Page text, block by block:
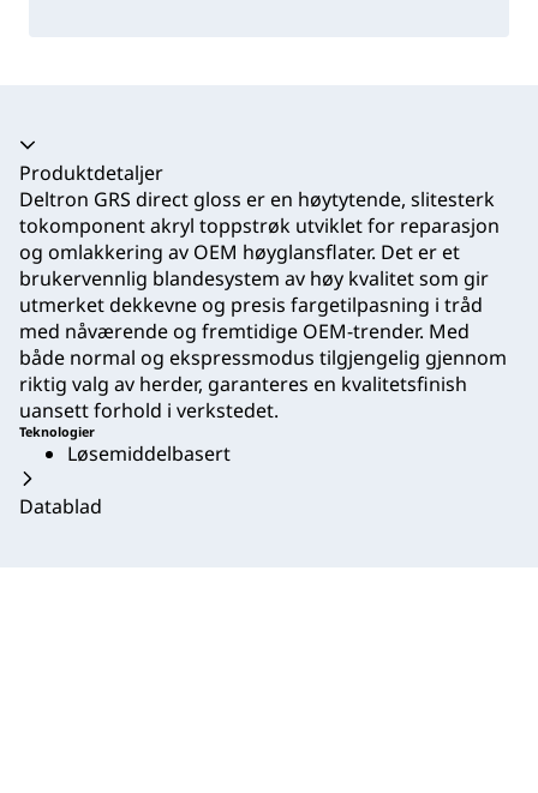
Trekkspill kollapset
Produktdetaljer
Deltron GRS direct gloss er en høytytende, slitesterk
tokomponent akryl toppstrøk utviklet for reparasjon
og omlakkering av OEM høyglansflater. Det er et
brukervennlig blandesystem av høy kvalitet som gir
utmerket dekkevne og presis fargetilpasning i tråd
med nåværende og fremtidige OEM-trender. Med
både normal og ekspressmodus tilgjengelig gjennom
riktig valg av herder, garanteres en kvalitetsfinish
uansett forhold i verkstedet.
Teknologier
Løsemiddelbasert
Datablad